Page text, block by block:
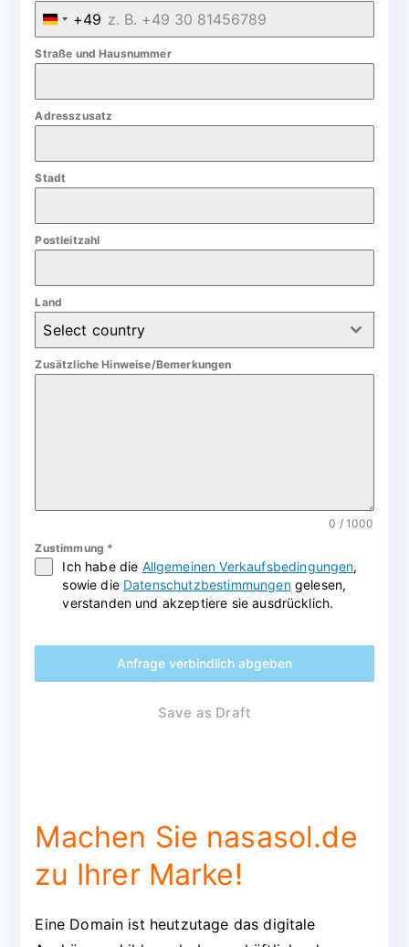
G
e
m
a
y
+49
Straße und Hausnummer
Adresszusatz
Stadt
Postleitzahl
Land
Select country
Zusätzliche Hinweise/Bemerkungen
0 / 1000
Zustimmung *
Ich habe die Allgemeinen Verkaufsbedingungen,
sowie die Datenschutzbestimmungengelesen,
verstanden und akzeptiere sie ausdrücklich.
Anfrage verbindlich abgeben
Save as Draft
Machen Sie nasasol.de
zu Ihrer Marke!
Eine Domain ist heutzutage das digitale